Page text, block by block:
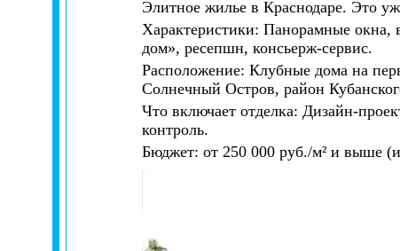
Элитное жилье в Краснодаре. Это
Характеристики: Панорамные окна,
дом», ресепшн, консьерж-сервис.
Расположение: Клубные дома на
Солнечный Остров, район
Что включает отделка: Дизайн-
контроль.
Бюджет: от 250 000 руб./м² и выше